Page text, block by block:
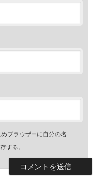
ブラウザーに自分の名
する。